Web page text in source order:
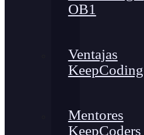
OB1
Ventajas
KeepCoding
Mentores
KeepCoders